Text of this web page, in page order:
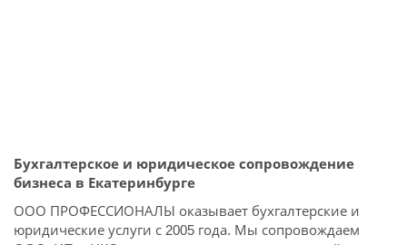
Бухгалтерское и юридическое сопровождение
бизнеса в Екатеринбурге
ООО ПРОФЕССИОНАЛЫ оказывает бухгалтерские и
юридические услуги с 2005 года. Мы сопровождаем